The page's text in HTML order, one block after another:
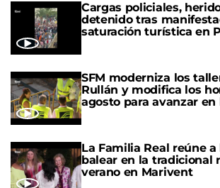
Cargas policiales,
detenido tras
saturación turística en
SFM moderniza los
Rullán y modifica los
agosto para avanzar en
La Familia Real reúne a
balear en la tradicional
verano en Marivent